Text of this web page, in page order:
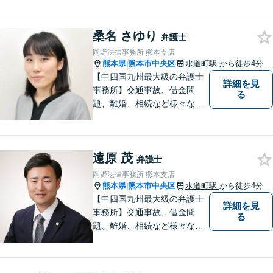
の方の契約関係トラブルまで
幅広くご相談いただいており
ます。お気軽にご相談くださ
い。
桑名 さゆり 弁護士
岡野法律事務所 熊本支店
熊本県|熊本市中央区 水道町駅 から徒歩4分
【中四国九州最大級の弁護士
事務所】交通事故、借金問
題、離婚、相続など様々な問
い！
詳細を見
る
遠原 茂 弁護士
岡野法律事務所 熊本支店
熊本県|熊本市中央区 水道町駅 から徒歩4分
【中四国九州最大級の弁護士
事務所】交通事故、借金問
題、離婚、相続など様々な問
詳細を見
る